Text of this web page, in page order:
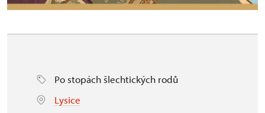
Po stopách šlechtických rodů
Lysice